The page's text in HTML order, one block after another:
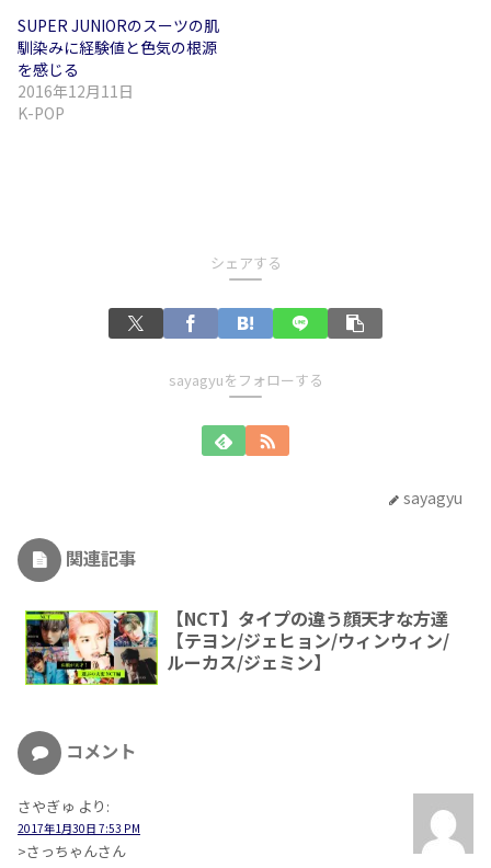
SUPER JUNIORのスーツの肌
馴染みに経験値と色気の根源
を感じる
2016年12月11日
K-POP
シェアする
sayagyuをフォローする
sayagyu
関連記事
【NCT】タイプの違う顔天才な方達
【テヨン/ジェヒョン/ウィンウィン/
ルーカス/ジェミン】
コメント
さやぎゅ より:
2017年1月30日 7:53 PM
>さっちゃんさん